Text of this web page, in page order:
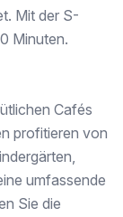
werden.
Abwicklung mit Teilzahlungen).
zzgl. 20% USt Vertragserstellung
bahnstrasse-mistelbach/
vorbehalten.
Mit der S-
Minuten.
Cafés
profitieren von
umfassende
Sie die